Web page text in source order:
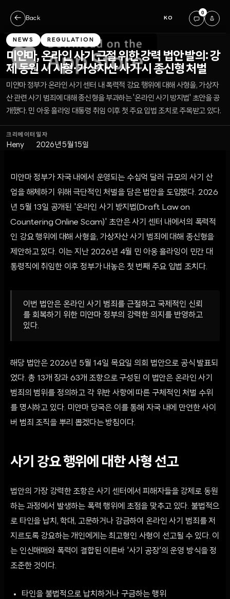
← Back KO
0
NEWS REGULATION
미얀마, 온라인 사기 근절 위한 강력 법안 발의: 강
제 동원 시 사형·가상자산 사기 시 종신형 처벌
미얀마 정부가 온라인 사기 센터 내 폭력적 강요 행위에 대해 사형을, 가상자
산 관련 사기 범죄에 대해 종신형을 부과하는 '온라인 사기 방지법' 초안을 공
개했다. 민 아웅 흘라잉 대통령 취임 이후 첫 주요 입법 조치로 주목받고 있다.
크리에이터
Heny
일자
2026년 5월 15일
미얀마 정부가 자국 내에서 운영되는 수십억 달러 규모의 사기 산
업을 해체하기 위해 극단적인 처벌을 담은 법안을 도입했다. 2026
년 5월 13일 공개된 '온라인 사기 방지법(Draft Law on
Countering Online Scam)' 초안은 사기 센터 내에서의 폭력적
인 강요 행위에 대해 사형을, 가상자산 사기 범죄에 대해 종신형을
제안하고 있다. 이는 지난 2026년 4월 민 아웅 흘라잉이 민간 대
통령직에 취임한 이후 정부가 내놓은 첫 번째 주요 입법 조치다.
이번 법안은 온라인 사기 범죄를 근절하고 국제적인 신뢰
를 회복하기 위한 미얀마 정부의 강력한 의지를 반영하고
있다.
해당 법안은 2026년 5월 14일 목요일 의회 법안으로 공식 발표되
었다. 총 13개 장과 63개 조항으로 구성된 이 법안은 온라인 사기
범죄의 범위를 정의하고 각 위반 사항에 따른 구체적인 처벌 수위
를 명시하고 있다. 미얀마 당국은 이를 통해 자국 내에 만연한 사이
버 범죄 조직을 뿌리 뽑겠다는 방침이다.
사기 강요 행위에 대한 사형 선고
법안의 가장 강력한 조항은 사기 센터에서 피해자들을 강제로 동원
하는 과정에서 발생하는 폭력 행위에 초점을 맞추고 있다. 불법적으
로 타인을 납치, 학대, 고문하거나 감금하여 온라인 사기 범죄를 저
지르도록 강요하는 개인에게는 최고형인 사형이 선고될 수 있다. 이
는 인신매매와 폭력이 결합된 이른바 '사기 공장'의 운영 방식을 정
조준한 것이다.
타인을 불법적으로 납치하거나 구금하는 행위